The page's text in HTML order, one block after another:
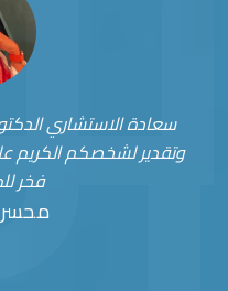
سعادة الاستشاري
وتقدير لشخصكم الكريم
فخر